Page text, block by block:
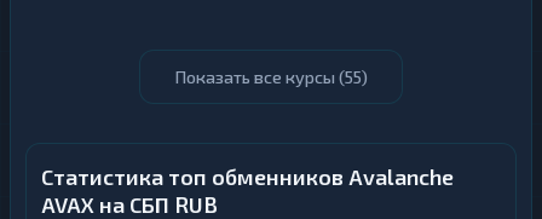
Показать все курсы (55)
Статистика топ обменников Avalanche
AVAX на СБП RUB